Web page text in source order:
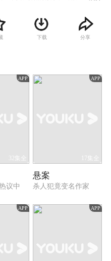
想却是加入飞虎队。另一名O记精
有着精明头脑及丰富经验。二人
不同，但惺惺相惜，彼此互补不
逆天奇案。二人利用逆向思考、
下载 分享
APP
32集全
议中
APP
17集全
悬案
杀人犯竟变名作家
APP APP